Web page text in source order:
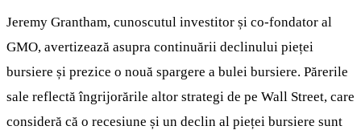
Jeremy Grantham, cunoscutul investitor și co-fondator al
GMO, avertizează asupra continuării declinului pieței
bursiere și prezice o nouă spargere a bulei bursiere. Părerile
sale reflectă îngrijorările altor strategi de pe Wall Street, care
consideră că o recesiune și un declin al pieței bursiere sunt